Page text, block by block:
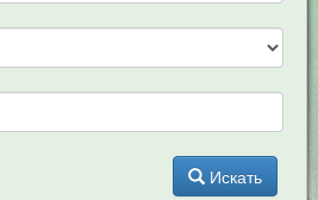
Искать